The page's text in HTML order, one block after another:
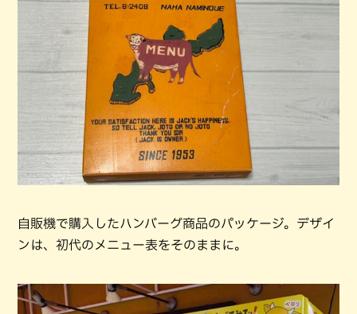
自販機で購入したハンバーグ商品のパッケージ。デザイ
ンは、初代のメニュー表をそのままに。